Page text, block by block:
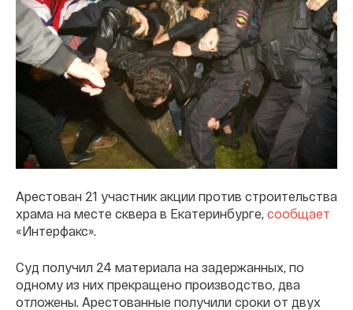
Арестован 21 участник акции против строительства
храма на месте сквера в Екатеринбурге, сообщает
«Интерфакс».
Суд получил 24 материала на задержанных, по
одному из них прекращено производство, два
отложены. Арестованные получили сроки от двух